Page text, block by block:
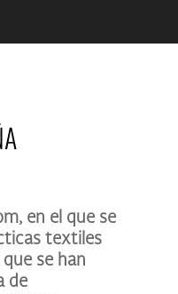
en el que se
textiles
se han
de